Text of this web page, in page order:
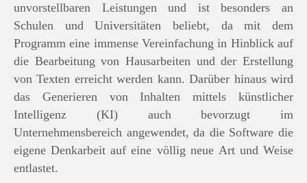
unvorstellbaren Leistungen und ist besonders an
Schulen und Universitäten beliebt, da mit dem
Programm eine immense Vereinfachung in Hinblick auf
die Bearbeitung von Hausarbeiten und der Erstellung
von Texten erreicht werden kann. Darüber hinaus wird
das Generieren von Inhalten mittels künstlicher
Intelligenz (KI) auch bevorzugt im
Unternehmensbereich angewendet, da die Software die
eigene Denkarbeit auf eine völlig neue Art und Weise
entlastet.